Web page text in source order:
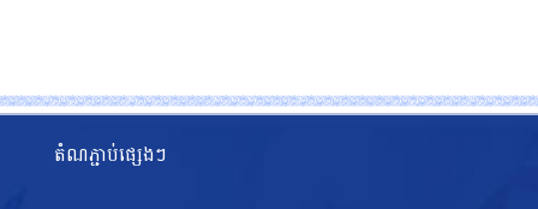
តំណភ្ជាប់ផ្សេងៗ